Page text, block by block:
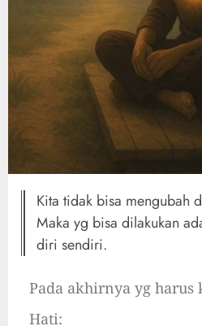
Kita tidak bisa mengubah
Maka yg bisa dilakukan
diri sendiri.
Pada akhirnya yg harus
Hati: